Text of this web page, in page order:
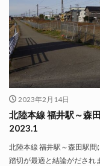
2023年2月14日
北陸本線 福井駅～森
2023.1
北陸本線 福井駅～森田駅
踏切が最適と結論がだされ